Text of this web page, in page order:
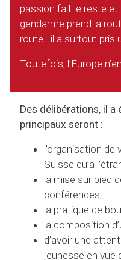
passion fait le reste et
gendarme prend la
route.. il a surtout pris
Toutefois, l’Europe
Des délibérations, il a
principaux seront :
l’organisation de
Suisse qu’à
la mise sur pied
conférences,
la pratique de
la composition
d’avoir une
jeunesse en vue